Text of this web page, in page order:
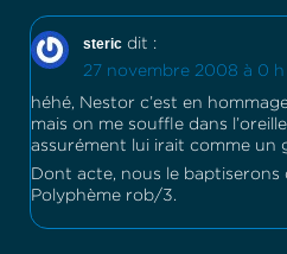
steric dit :
27 novembre 2008 à 0 h
héhé, Nestor c’est en
mais on me souffle dans
assurément lui irait comme un
Dont acte, nous le baptiserons
Polyphème rob/3.